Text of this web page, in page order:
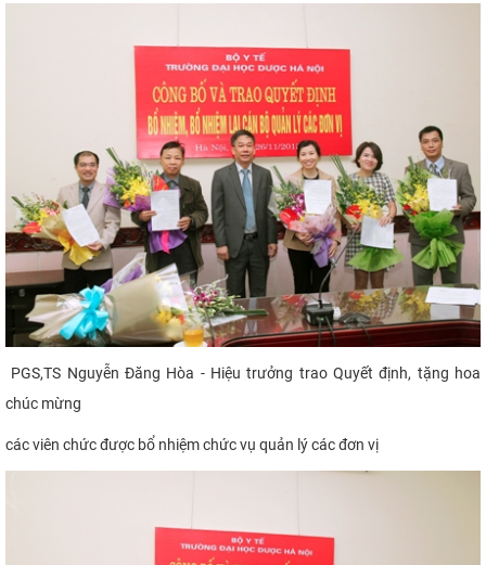
PGS,TS Nguyễn Đăng Hòa - Hiệu trưởng trao Quyết định, tặng hoa
chúc mừng
các viên chức được bổ nhiệm chức vụ quản lý các đơn vị